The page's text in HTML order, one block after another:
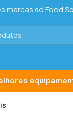
marcas do Food